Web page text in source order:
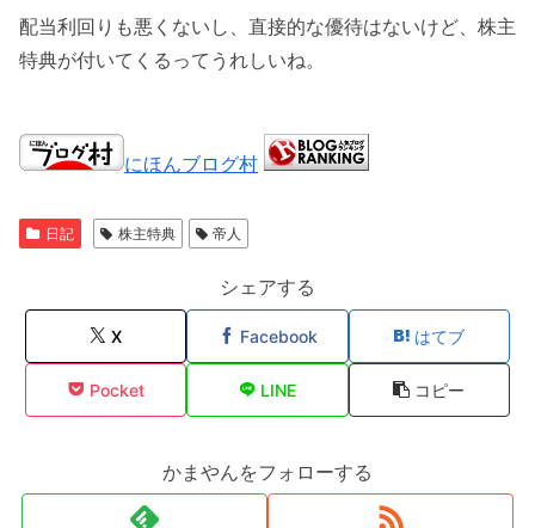
配当利回りも悪くないし、直接的な優待はないけど、株主
特典が付いてくるってうれしいね。
にほんブログ村
日記 株主特典 帝人
シェアする
X Facebook はてブ
Pocket LINE コピー
かまやんをフォローする